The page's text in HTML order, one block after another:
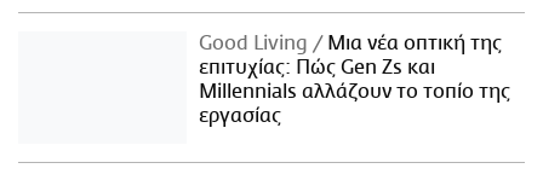
Good Living
Μια νέα οπτική της
επιτυχίας: Πώς Gen Zs και
Millennials αλλάζουν το τοπίο της
εργασίας